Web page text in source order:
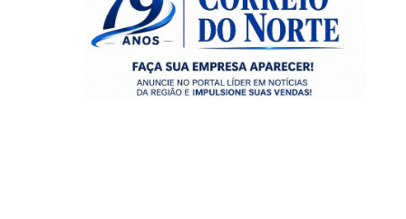
Martinelli